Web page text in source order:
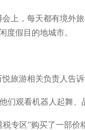
，每天都有境外
度假目的地城市。
游相关负责人告
观看机器人起舞
区”购买了一部价